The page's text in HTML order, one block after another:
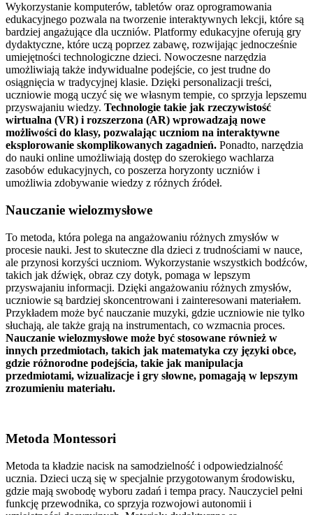
Wykorzystanie komputerów, tabletów oraz oprogramowania
edukacyjnego pozwala na tworzenie interaktywnych lekcji, które są
bardziej angażujące dla uczniów. Platformy edukacyjne oferują gry
dydaktyczne, które uczą poprzez zabawę, rozwijając jednocześnie
umiejętności technologiczne dzieci. Nowoczesne narzędzia
umożliwiają także indywidualne podejście, co jest trudne do
osiągnięcia w tradycyjnej klasie. Dzięki personalizacji treści,
uczniowie mogą uczyć się we własnym tempie, co sprzyja lepszemu
przyswajaniu wiedzy. Technologie takie jak rzeczywistość
wirtualna (VR) i rozszerzona (AR) wprowadzają nowe
możliwości do klasy, pozwalając uczniom na interaktywne
eksplorowanie skomplikowanych zagadnień. Ponadto, narzędzia
do nauki online umożliwiają dostęp do szerokiego wachlarza
zasobów edukacyjnych, co poszerza horyzonty uczniów i
umożliwia zdobywanie wiedzy z różnych źródeł.
Nauczanie wielozmysłowe
To metoda, która polega na angażowaniu różnych zmysłów w
procesie nauki. Jest to skuteczne dla dzieci z trudnościami w nauce,
ale przynosi korzyści uczniom. Wykorzystanie wszystkich bodźców,
takich jak dźwięk, obraz czy dotyk, pomaga w lepszym
przyswajaniu informacji. Dzięki angażowaniu różnych zmysłów,
uczniowie są bardziej skoncentrowani i zainteresowani materiałem.
Przykładem może być nauczanie muzyki, gdzie uczniowie nie tylko
słuchają, ale także grają na instrumentach, co wzmacnia proces.
Nauczanie wielozmysłowe może być stosowane również w
innych przedmiotach, takich jak matematyka czy języki obce,
gdzie różnorodne podejścia, takie jak manipulacja
przedmiotami, wizualizacje i gry słowne, pomagają w lepszym
zrozumieniu materiału.
Metoda Montessori
Metoda ta kładzie nacisk na samodzielność i odpowiedzialność
ucznia. Dzieci uczą się w specjalnie przygotowanym środowisku,
gdzie mają swobodę wyboru zadań i tempa pracy. Nauczyciel pełni
funkcję przewodnika, co sprzyja rozwojowi autonomii i